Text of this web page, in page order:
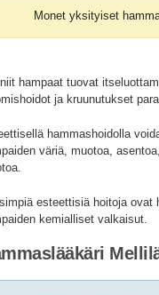
Monet yksityiset
hampaat tuovat
ja kruunutukset
hammashoidolla
väriä, muotoa,
esteettisiä hoitoja ovat
kemialliset valkaisut.